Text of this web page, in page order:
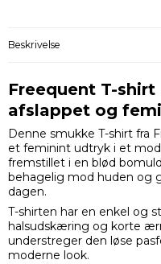
Beskrivelse
Freequent T-
afslappet og
Denne smukke T-shirt fra
et feminint udtryk i et
fremstillet i en blød
behagelig mod huden og
dagen.
T-shirten har en enkel og
halsudskæring og korte
understreger den løse
moderne look.